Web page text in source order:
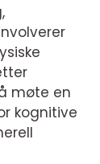
møte en
kognitive